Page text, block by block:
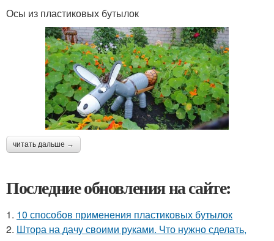
Осы из пластиковых бутылок
читать дальше →
Последние обновления на сайте:
1. 10 способов применения пластиковых бутылок
2. Штора на дачу своими руками. Что нужно сделать,